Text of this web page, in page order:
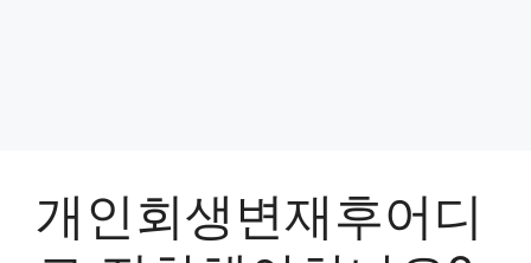
개인회생변재후어디